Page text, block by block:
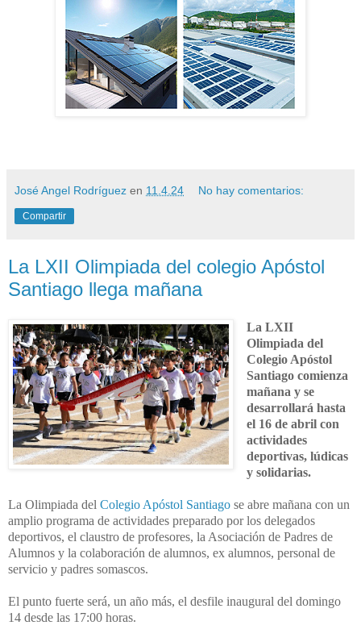
José Angel Rodríguez en 11.4.24 No hay comentarios:
Compartir
La LXII Olimpiada del colegio Apóstol
Santiago llega mañana
La LXII
Olimpiada del
Colegio Apóstol
Santiago comienza
mañana y se
desarrollará hasta
el 16 de abril con
actividades
deportivas, lúdicas
y solidarias.
La Olimpiada del Colegio Apóstol Santiago se abre mañana con un
amplio programa de actividades preparado por los delegados
deportivos, el claustro de profesores, la Asociación de Padres de
Alumnos y la colaboración de alumnos, ex alumnos, personal de
servicio y padres somascos.
El punto fuerte será, un año más, el desfile inaugural del domingo
14 desde las 17:00 horas.